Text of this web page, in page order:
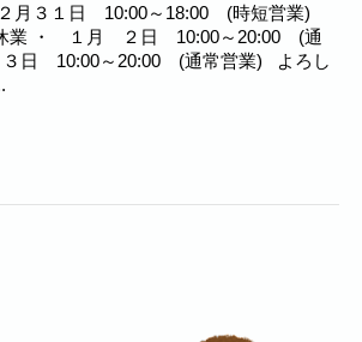
月３１日 10:00～18:00 (時短営業)
・ １月 ２日 10:00～20:00 (通
日 10:00～20:00 (通常営業) よろし